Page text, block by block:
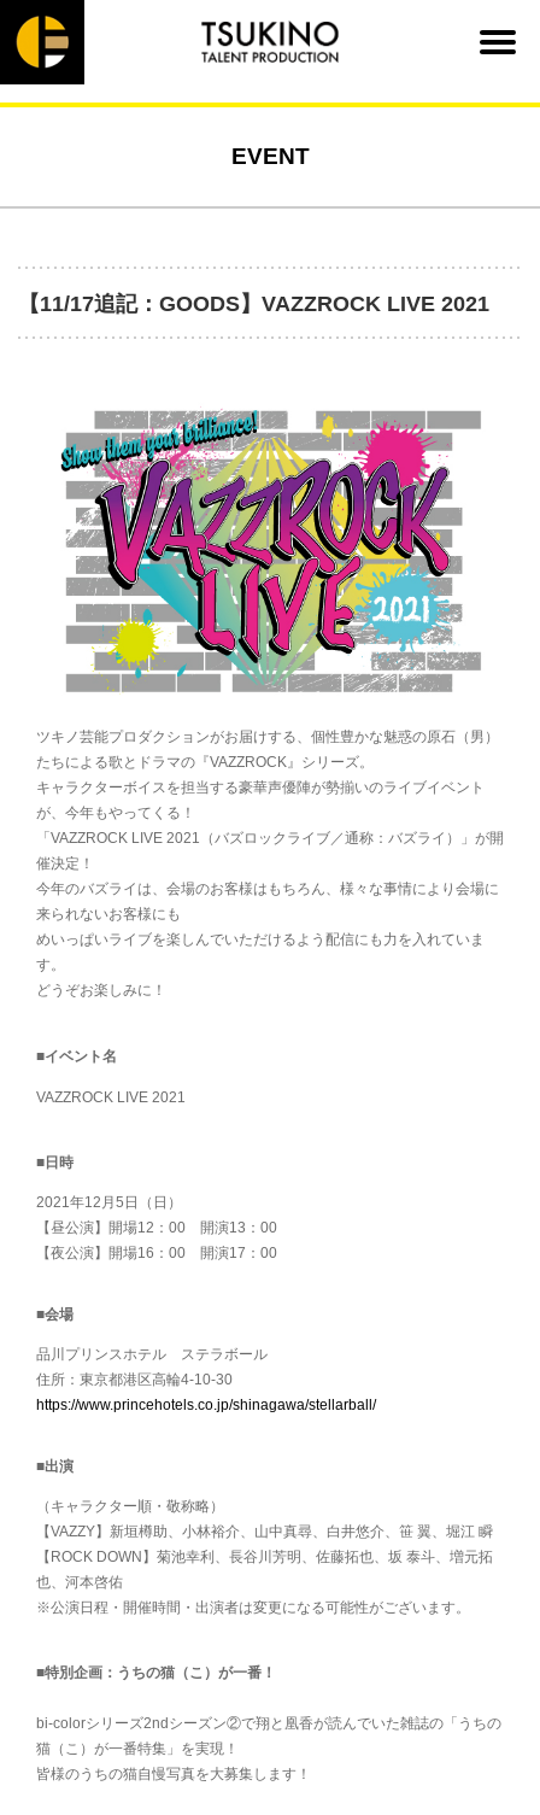
EVENT
【11/17追記：GOODS】VAZZROCK LIVE 2021
ツキノ芸能プロダクションがお届けする、個性豊かな魅惑の原石（男）
たちによる歌とドラマの『VAZZROCK』シリーズ。
キャラクターボイスを担当する豪華声優陣が勢揃いのライブイベント
が、今年もやってくる！
「VAZZROCK LIVE 2021（バズロックライブ／通称：バズライ）」が開
催決定！
今年のバズライは、会場のお客様はもちろん、様々な事情により会場に
来られないお客様にも
めいっぱいライブを楽しんでいただけるよう配信にも力を入れていま
す。
どうぞお楽しみに！
■イベント名
VAZZROCK LIVE 2021
■日時
2021年12月5日（日）
【昼公演】開場12：00 開演13：00
【夜公演】開場16：00 開演17：00
■会場
品川プリンスホテル ステラボール
住所：東京都港区高輪4-10-30
https://www.princehotels.co.jp/shinagawa/stellarball/
■出演
（キャラクター順・敬称略）
【VAZZY】新垣樽助、小林裕介、山中真尋、白井悠介、笹 翼、堀江 瞬
【ROCK DOWN】菊池幸利、長谷川芳明、佐藤拓也、坂 泰斗、増元拓
也、河本啓佑
※公演日程・開催時間・出演者は変更になる可能性がございます。
■特別企画：うちの猫（こ）が一番！
bi-colorシリーズ2ndシーズン②で翔と凰香が読んでいた雑誌の「うちの
猫（こ）が一番特集」を実現！
皆様のうちの猫自慢写真を大募集します！